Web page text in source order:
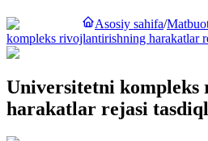
Asosiy sahifa/
kompleks rivojlantirishning harakatlar
Universitetni
harakatlar rejasi